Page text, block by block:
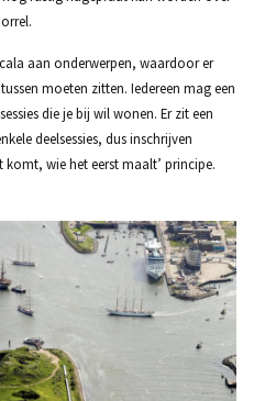
aan onderwerpen, waardoor er
moeten zitten. Iedereen mag een
die je bij wil wonen. Er zit een
deelsessies, dus inschrijven
komt, wie het eerst maalt’ principe.